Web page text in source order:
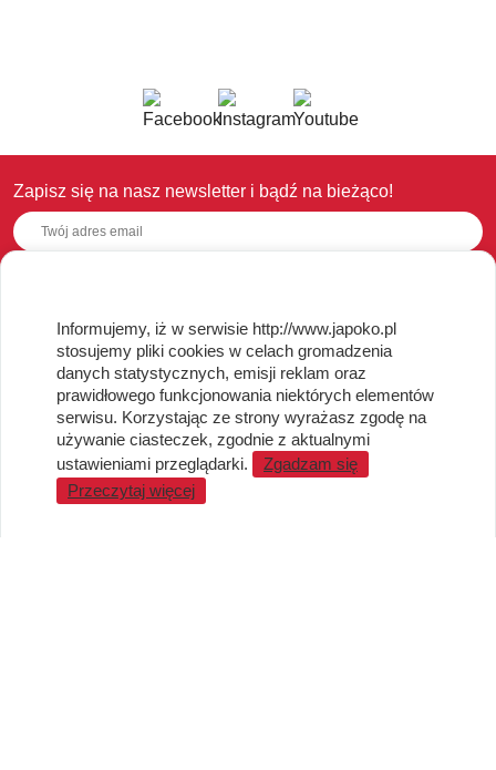
Zapisz się na nasz newsletter i bądź na bieżąco!
OBSŁUGA KLIENTA
Regulamin i Polityka Cookies
Dostawa, Reklamacje i Zwroty
Metody płatności
Standardy jakości i bezpieczeństwa
WARTO WIEDZIEĆ
Informujemy, iż w serwisie http://www.japoko.pl
stosujemy pliki cookies w celach gromadzenia
danych statystycznych, emisji reklam oraz
prawidłowego funkcjonowania niektórych elementów
serwisu. Korzystając ze strony wyrażasz zgodę na
używanie ciasteczek, zgodnie z aktualnymi
ustawieniami przeglądarki.
Zgadzam się
Przeczytaj więcej